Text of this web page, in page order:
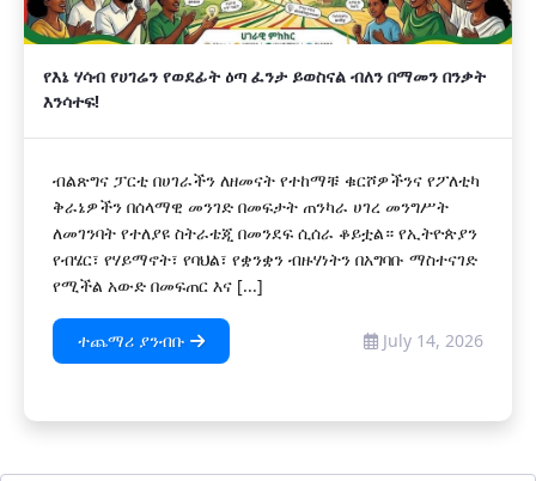
የእኔ ሃሳብ የሀገሬን የወደፊት ዕጣ ፈንታ ይወስናል ብለን በማመን በንቃት
እንሳተፍ!
ብልጽግና ፓርቲ በሀገራችን ለዘመናት የተከማቹ ቁርሾዎችንና የፖለቲካ
ቅራኔዎችን በሰላማዊ መንገድ በመፍታት ጠንካራ ሀገረ መንግሥት
ለመገንባት የተለያዩ ስትራቴጂ በመንደፍ ሲሰራ ቆይቷል። የኢትዮጵያን
የብሄር፣ የሃይማኖት፣ የባህል፣ የቋንቋን ብዙሃነትን በአግባቡ ማስተናገድ
የሚችል አውድ በመፍጠር እና [...]
ተጨማሪ ያንብቡ July 14, 2026